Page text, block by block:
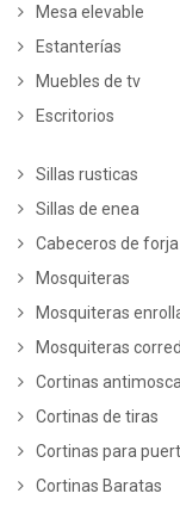
Mesa elevable
Estanterías
Muebles de tv
Escritorios
Sillas rusticas
Sillas de enea
Cabeceros de forja
Mosquiteras
Mosquiteras
Mosquiteras
Cortinas
Cortinas de tiras
Cortinas para
Cortinas Baratas